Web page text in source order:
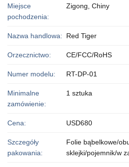
Miejsce
pochodzenia:
Zigong, Chiny
Nazwa handlowa: Red Tiger
Orzecznictwo: CE/FCC/RoHS
Numer modelu: RT-DP-01
Minimalne
zamówienie:
1 sztuka
Cena: USD680
Szczegóły
pakowania:
Folie bąbelkowe/
sklejki/pojemnik/w